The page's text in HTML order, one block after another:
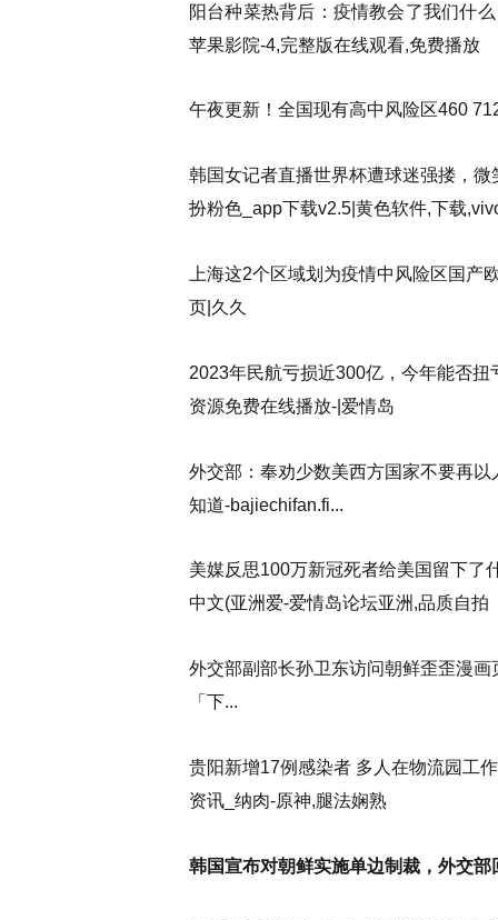
阳台种菜热背后：疫情教会了我们什
苹果影院-4,完整版在线观看,免费播放
午夜更新！全国现有高中风险区460
韩国女记者直播世界杯遭球迷强搂，
扮粉色_app下载v2.5|黄色软件,下载
上海这2个区域划为疫情中风险区国产
页|久久
2023年民航亏损近300亿，今年能否
资源免费在线播放-|爱情岛
外交部：奉劝少数美西方国家不要再以
知道-bajiechifan.fi...
美媒反思100万新冠死者给美国留下了
中文(亚洲爱-爱情岛论坛亚洲,品质自拍
外交部副部长孙卫东访问朝鲜歪歪漫
「下...
贵阳新增17例感染者 多人在物流园工
资讯_纳肉-原神,腿法娴熟
韩国宣布对朝鲜实施单边制裁，外交部